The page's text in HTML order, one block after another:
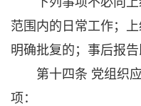
范围内的日常工作；
明确批复的；事后报告
第十四条 党组织应
项：